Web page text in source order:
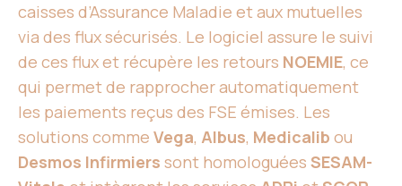
caisses d’Assurance Maladie et aux mutuelles
via des flux sécurisés. Le logiciel assure le suivi
de ces flux et récupère les retours NOEMIE, ce
qui permet de rapprocher automatiquement
les paiements reçus des FSE émises. Les
solutions comme Vega, Albus, Medicalib ou
Desmos Infirmiers sont homologuées SESAM-